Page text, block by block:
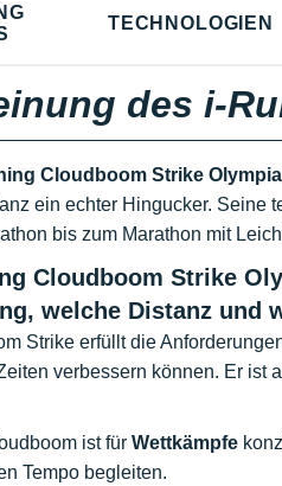
TECHNOLOGIEN
des i-
Cloudboom Strike
ein echter Hingucker. Seine
bis zum Marathon mit
Cloudboom Strike
welche Distanz und
Strike erfüllt die
verbessern können. Er ist
ist für Wettkämpfe
Tempo begleiten.